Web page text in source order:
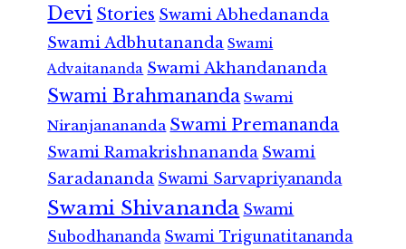
Devi Stories Swami Abhedananda
Swami Adbhutananda Swami
Advaitananda Swami Akhandananda
Swami Brahmananda Swami
Niranjanananda Swami Premananda
Swami Ramakrishnananda Swami
Saradananda Swami Sarvapriyananda
Swami Shivananda Swami
Subodhananda Swami Trigunatitananda